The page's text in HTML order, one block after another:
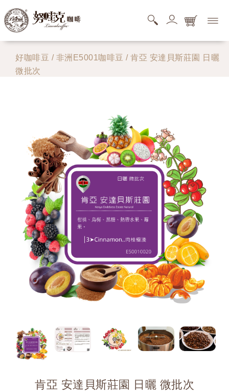
好咖啡豆 / 非洲E5001咖啡豆 / 肯亞 安達貝斯莊園 日曬
微批次
肯亞 安達貝斯莊園 日曬 微批次
您的搜尋清單還是空的。
購物商品清單